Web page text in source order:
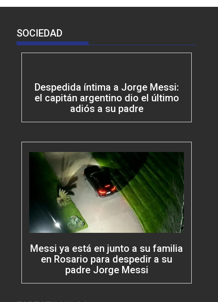
SOCIEDAD
Despedida íntima a Jorge Messi:
el capitán argentino dio el último
adiós a su padre
Messi ya está en junto a su familia
en Rosario para despedir a su
padre Jorge Messi